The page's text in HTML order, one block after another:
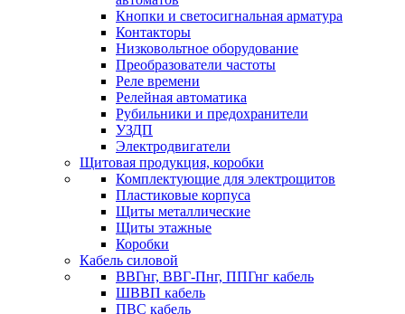
Кнопки и светосигнальная арматура
Контакторы
Низковольтное оборудование
Преобразователи частоты
Реле времени
Релейная автоматика
Рубильники и предохранители
УЗДП
Электродвигатели
Щитовая продукция, коробки
Комплектующие для электрощитов
Пластиковые корпуса
Щиты металлические
Щиты этажные
Коробки
Кабель силовой
ВВГнг, ВВГ-Пнг, ППГнг кабель
ШВВП кабель
ПВС кабель